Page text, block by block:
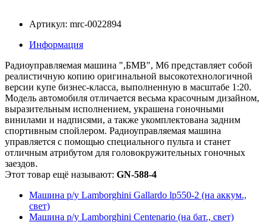
Артикул: mrc-0022894
Информация
Радиоуправляемая машина ",БМВ", M6 представляет собой
реалистичную копию оригинальной высокотехнологичной
версии купе бизнес-класса, выполненную в масштабе 1:20.
Модель автомобиля отличается весьма красочным дизайном,
выразительным исполнением, украшена гоночными
винилами и надписями, а также укомплектована задним
спортивным спойлером. Радиоуправляемая машина
управляется с помощью специального пульта и станет
отличным атрибутом для головокружительных гоночных
заездов.
Этот товар ещё называют: GN-588-4
Машина р/у Lamborghini Gallardo lp550-2 (на аккум.,
свет)
Машина р/у Lamborghini Centenario (на бат., свет)